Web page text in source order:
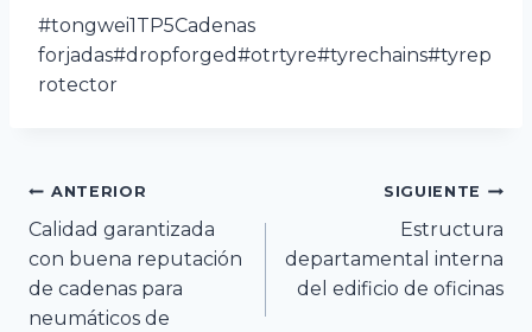
#tongwei1TP5Cadenas
forjadas#dropforged#otrtyre#tyrechains#tyrep
rotector
Navegación
de
entradas
ANTERIOR
Calidad garantizada
con buena reputación
de cadenas para
neumáticos de
SIGUIENTE
Estructura
departamental interna
del edificio de oficinas